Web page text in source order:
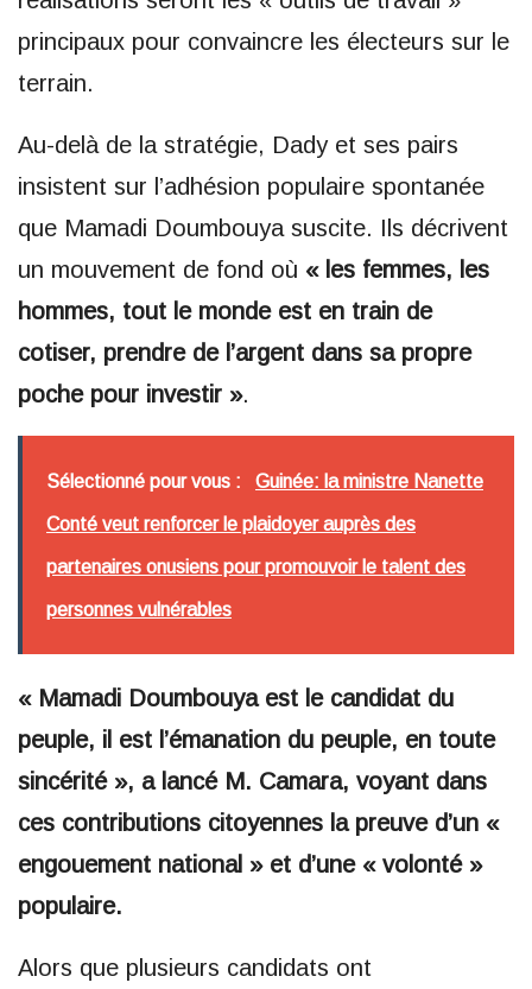
principaux pour convaincre les électeurs sur le
terrain.
Au-delà de la stratégie, Dady et ses pairs
insistent sur l’adhésion populaire spontanée
que Mamadi Doumbouya suscite. Ils décrivent
un mouvement de fond où « les femmes, les
hommes, tout le monde est en train de
cotiser, prendre de l’argent dans sa propre
poche pour investir ».
Sélectionné pour vous : Guinée: la ministre Nanette
Conté veut renforcer le plaidoyer auprès des
partenaires onusiens pour promouvoir le talent des
personnes vulnérables
« Mamadi Doumbouya est le candidat du
peuple, il est l’émanation du peuple, en toute
sincérité », a lancé M. Camara, voyant dans
ces contributions citoyennes la preuve d’un «
engouement national » et d’une « volonté »
populaire.
Alors que plusieurs candidats ont